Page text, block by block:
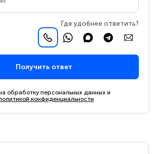
Где удобнее ответить?
Получить ответ
обработку персональных данных и
конфиденциальности